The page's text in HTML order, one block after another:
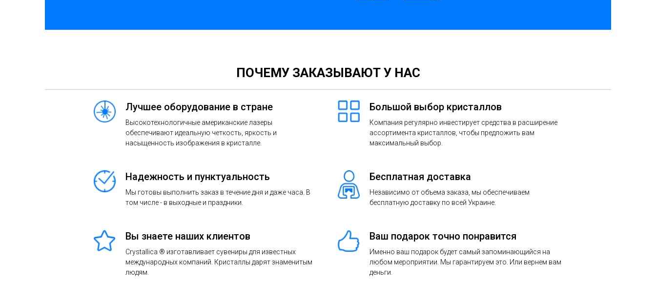
ПОЧЕМУ ЗАКАЗЫВАЮТ У НАС
Лучшее оборудование в стране
Высокотехнологичные американские лазеры
обеспечивают идеальную четкость, яркость и
насыщенность изображения в кристалле.
Большой выбор кристаллов
Компания регулярно инвестирует средства в расширение
ассортимента кристаллов, чтобы предложить вам
максимальный выбор.
Надежность и пунктуальность
Мы готовы выполнить заказ в течение дня и даже часа. В
том числе - в выходные и праздники.
Бесплатная доставка
Независимо от объема заказа, мы обеспечиваем
бесплатную доставку по всей Украине.
Вы знаете наших клиентов
Crystallica ® изготавливает сувениры для известных
международных компаний. Кристаллы дарят знаменитым
людям.
Ваш подарок точно понравится
Именно ваш подарок будет самый запоминающийся на
любом мероприятии. Мы гарантируем это. Или вернем вам
деньги.